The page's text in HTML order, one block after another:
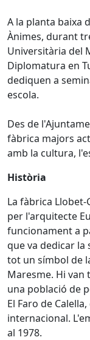
A la planta baixa
Ànimes, durant
Universitària del
Diplomatura en
dediquen a
escola.
Des de
fàbrica majors
amb la cultura,
Història
La fàbrica
per l'arquitecte
funcionament a
que va dedicar la
tot un símbol de
Maresme. Hi van
una població de
El Faro de
internacional.
al 1978.